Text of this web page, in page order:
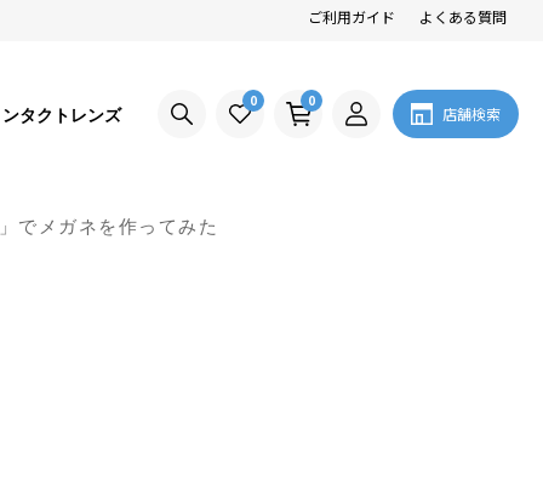
ご利用ガイド よくある質問
タクトレンズ
0 0
店舗検索
でメガネを作ってみた